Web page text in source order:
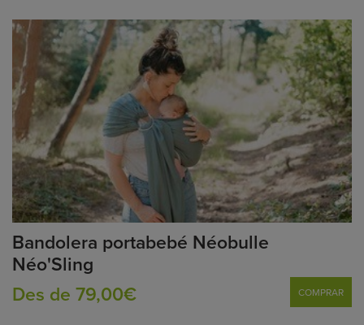
Bandolera portabebé Néobulle
Néo'Sling
Des de 79,00€
COMPRAR